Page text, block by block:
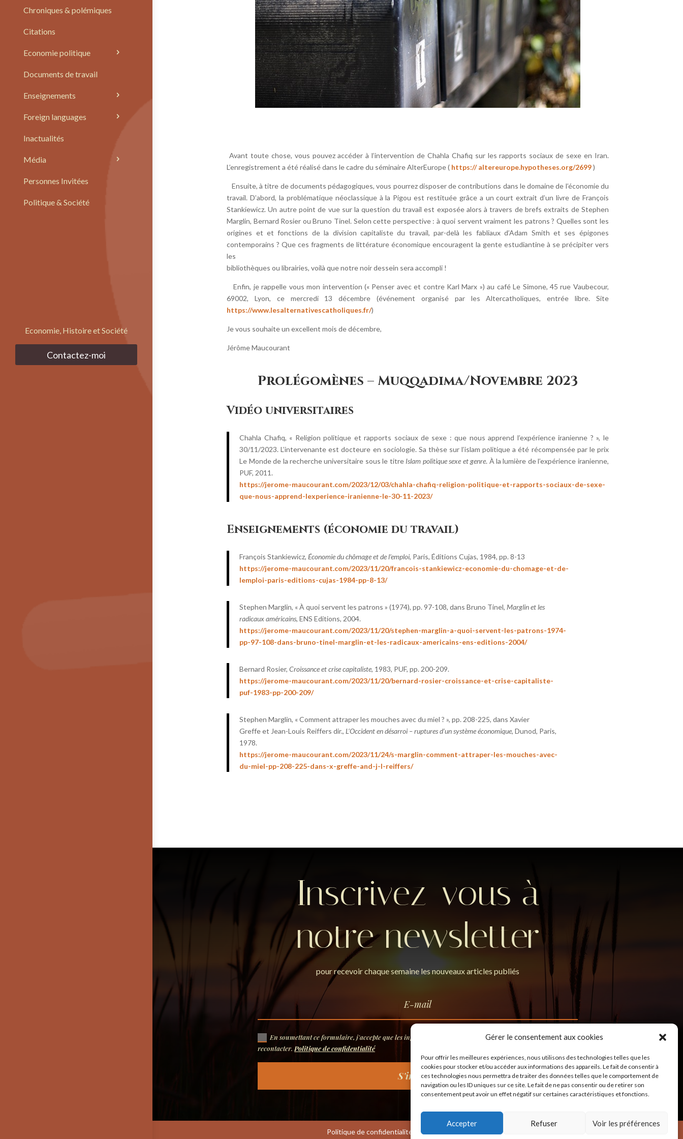
Gérer le consentement aux cookies
Pour offrir les meilleures expériences, nous utilisons des technologies telles que les
cookies pour stocker et/ou accéder aux informations des appareils. Le fait de consentir à
ces technologies nous permettra de traiter des données telles que le comportement de
navigation ou les ID uniques sur ce site. Le fait de ne pas consentir ou de retirer son
consentement peut avoir un effet négatif sur certaines caractéristiques et fonctions.
Accepter Refuser Voir les préférences
Chroniques & polémiques
Citations
Economie politique
Documents de travail
Enseignements
Foreign languages
Inactualités
Média
Personnes Invitées
Politique & Société
Economie, Histoire et Société
Contactez-moi
Avant toute chose, vous pouvez accéder à l’intervention de Chahla Chafiq sur les rapports sociaux de sexe en Iran.
L’enregistrement a été réalisé dans le cadre du séminaire AlterEurope ( https://altereurope.hypotheses.org/2699)
Ensuite, à titre de documents pédagogiques, vous pourrez disposer de contributions dans le domaine de l’économie du
travail. D’abord, la problématique néoclassique à la Pigou est restituée grâce a un court extrait d’un livre de François
Stankiewicz. Un autre point de vue sur la question du travail est exposée alors à travers de brefs extraits de Stephen
Marglin, Bernard Rosier ou Bruno Tinel. Selon cette perspective : à quoi servent vraiment les patrons ? Quelles sont les
origines et et fonctions de la division capitaliste du travail, par-delà les fabliaux d’Adam Smith et ses épigones
contemporains ? Que ces fragments de littérature économique encouragent la gente estudiantine à se précipiter vers
les
bibliothèques ou librairies, voilà que notre noir dessein sera accompli !
Enfin, je rappelle vous mon intervention (« Penser avec et contre Karl Marx ») au café Le Simone, 45 rue Vaubecour,
69002, Lyon, ce mercredi 13 décembre (événement organisé par les Altercatholiques, entrée libre. Site
https://www.lesalternativescatholiques.fr/)
Je vous souhaite un excellent mois de décembre,
Jérôme Maucourant
Prolégomènes – Muqqadima/Novembre 2023
Vidéo universitaires
Chahla Chafiq, « Religion politique et rapports sociaux de sexe : que nous apprend l’expérience iranienne ? », le
30/11/2023. L’intervenante est docteure en sociologie. Sa thèse sur l’islam politique a été récompensée par le prix
Le Monde de la recherche universitaire sous le titreIslam politique sexe et genre. À la lumière de l’expérience iranienne,
PUF, 2011.
https://jerome-maucourant.com/2023/12/03/chahla-chafiq-religion-politique-et-rapports-sociaux-de-sexe-
que-nous-apprend-lexperience-iranienne-le-30-11-2023/
Enseignements (économie du travail)
François Stankiewicz, Économie du chômage et de l’emploi, Paris, Éditions Cujas, 1984, pp. 8-13
https://jerome-maucourant.com/2023/11/20/francois-stankiewicz-economie-du-chomage-et-de-
lemploi-paris-editions-cujas-1984-pp-8-13/
Stephen Marglin, « À quoi servent les patrons » (1974), pp. 97-108, dans Bruno Tinel, Marglin et les
radicaux américains, ENS Editions, 2004.
https://jerome-maucourant.com/2023/11/20/stephen-marglin-a-quoi-servent-les-patrons-1974-
pp-97-108-dans-bruno-tinel-marglin-et-les-radicaux-americains-ens-editions-2004/
Bernard Rosier, Croissance et crise capitaliste, 1983, PUF, pp. 200-209.
https://jerome-maucourant.com/2023/11/20/bernard-rosier-croissance-et-crise-capitaliste-
puf-1983-pp-200-209/
Stephen Marglin, « Comment attraper les mouches avec du miel ? », pp. 208-225, dans Xavier
Greffe et Jean-Louis Reiffers dir., L’Occident en désarroi – ruptures d’un système économique, Dunod, Paris,
1978.
https://jerome-maucourant.com/2023/11/24/s-marglin-comment-attraper-les-mouches-avec-
du-miel-pp-208-225-dans-x-greffe-and-j-l-reiffers/
Inscrivez-vous à
notre newsletter
pour recevoir chaque semaine les nouveaux articles publiés
En soumettant ce formulaire, j'accepte que les informations saisies soient utilisées pour permettre de me
recontacter. Politique de confidentialité
S'inscrire
Politique de confidentialité